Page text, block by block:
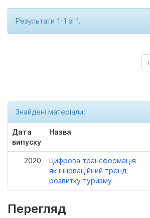
Результати 1-1 зі 1.
Знайдені матеріали:
Дата
випуску
Назва
2020
Цифрова трансформація
як інноваційний тренд
розвитку туризму
Перегляд